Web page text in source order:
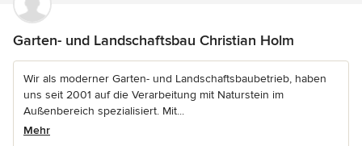
Garten- und Landschaftsbau Christian Holm
Wir als moderner Garten- und Landschaftsbaubetrieb, haben
uns seit 2001 auf die Verarbeitung mit Naturstein im
Außenbereich spezialisiert. Mit...
Mehr